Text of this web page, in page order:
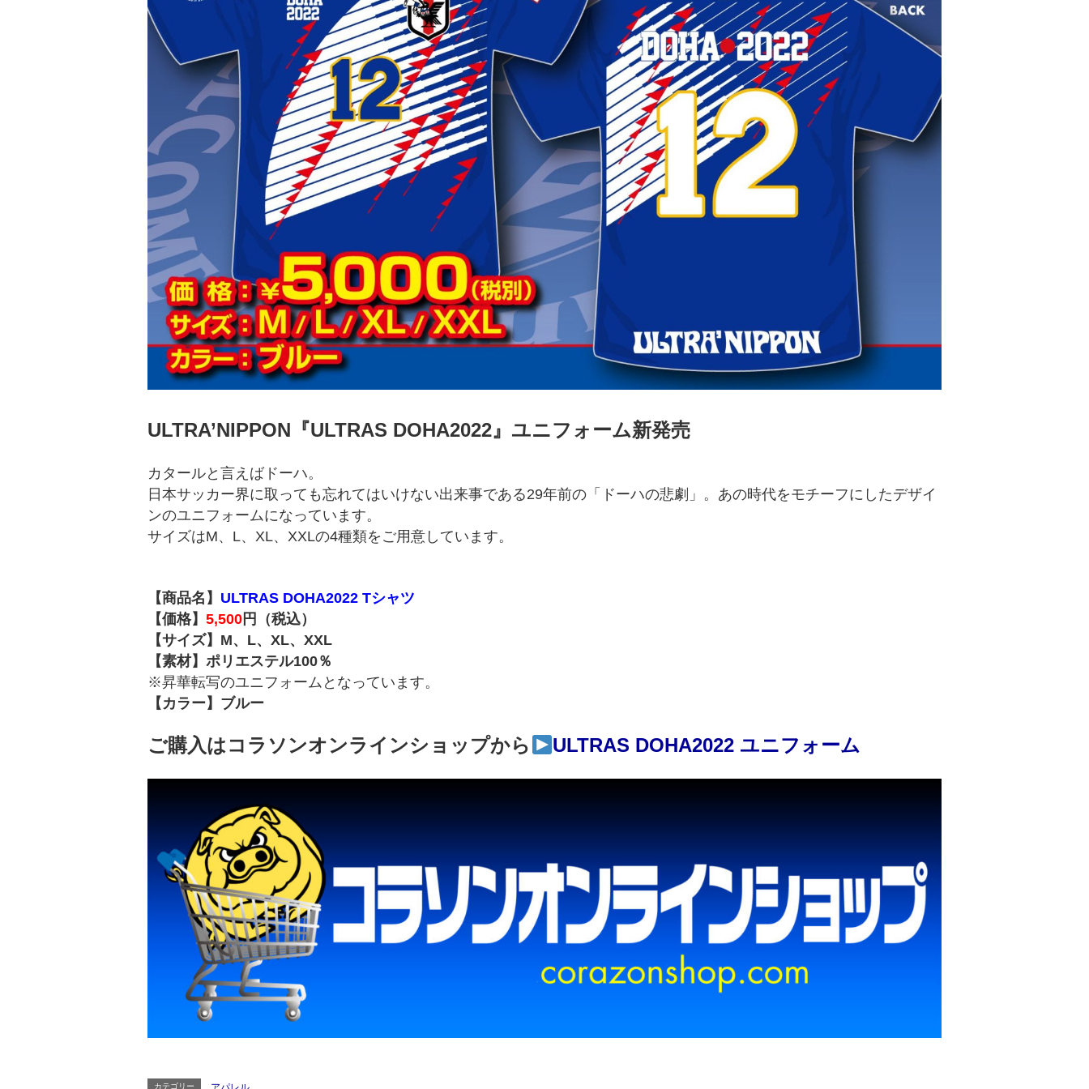
ULTRA’NIPPON『ULTRAS DOHA2022』ユニフォーム新発売
カタールと言えばドーハ。
日本サッカー界に取っても忘れてはいけない出来事である29年前の「ドーハの悲劇」。あの時代をモチーフにしたデザイ
ンのユニフォームになっています。
サイズはM、L、XL、XXLの4種類をご用意しています。
【商品名】 ULTRAS DOHA2022 Tシャツ
【価格】 5,500 円（税込）
【サイズ】M、L、XL、XXL
【素材】ポリエステル100％
※昇華転写のユニフォームとなっています。
【カラー】ブルー
ご購入はコラソンオンラインショップから ULTRAS DOHA2022 ユニフォーム
カテゴリー